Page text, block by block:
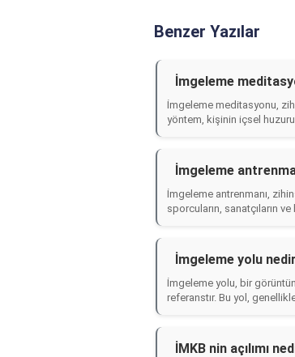
Benzer Yazılar
İmgeleme
İmgeleme meditasyonu,
yöntem, kişinin içsel
İmgeleme
İmgeleme antrenmanı,
sporcuların, sanatçıların
İmgeleme yolu
İmgeleme yolu, bir
referanstır. Bu yol,
İMKB nin açılımı